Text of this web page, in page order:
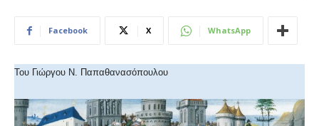
Facebook X WhatsApp
Του Γιώργου Ν. Παπαθανασόπουλου